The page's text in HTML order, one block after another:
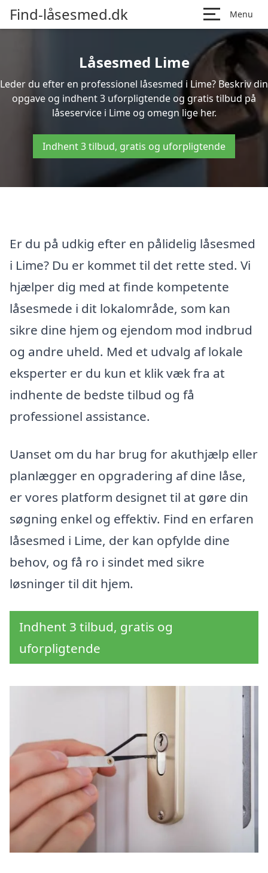
Find-låsesmed.dk Menu
Låsesmed Lime
Leder du efter en professionel låsesmed i Lime? Beskriv din
opgave og indhent 3 uforpligtende og gratis tilbud på
låseservice i Lime og omegn lige her.
Indhent 3 tilbud, gratis og uforpligtende
Er du på udkig efter en pålidelig låsesmed
i Lime? Du er kommet til det rette sted. Vi
hjælper dig med at finde kompetente
låsesmede i dit lokalområde, som kan
sikre dine hjem og ejendom mod indbrud
og andre uheld. Med et udvalg af lokale
eksperter er du kun et klik væk fra at
indhente de bedste tilbud og få
professionel assistance.
Uanset om du har brug for akuthjælp eller
planlægger en opgradering af dine låse,
er vores platform designet til at gøre din
søgning enkel og effektiv. Find en erfaren
låsesmed i Lime, der kan opfylde dine
behov, og få ro i sindet med sikre
løsninger til dit hjem.
Indhent 3 tilbud, gratis og
uforpligtende